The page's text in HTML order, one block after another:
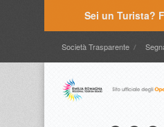
Sei un Turista?
Società Trasparente
Timbrature